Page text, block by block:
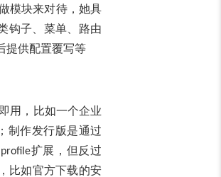
模块来对待，她具
钩子、菜单、路由
提供配置覆写等
用，比如一个企业
制作发行版是通过
profile扩展，但反过
比如官方下载的安